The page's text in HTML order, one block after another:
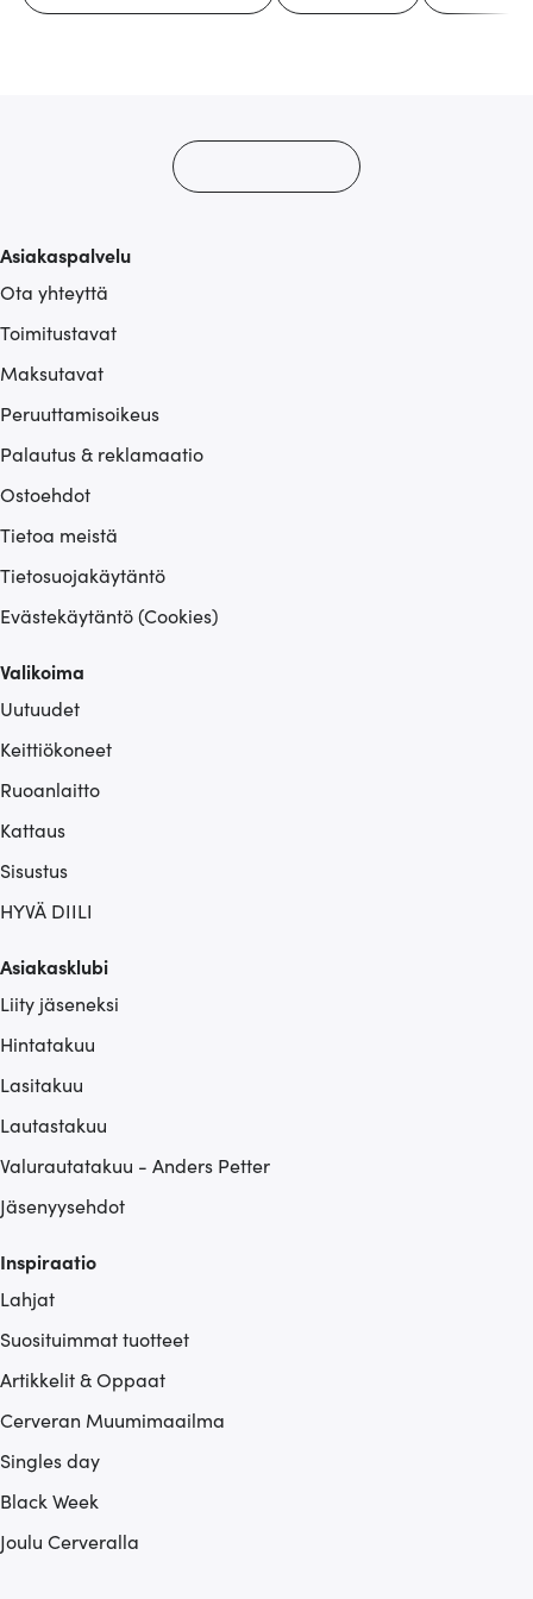
Asiakaspalvelu
Ota yhteyttä
Toimitustavat
Maksutavat
Peruuttamisoikeus
Palautus & reklamaatio
Ostoehdot
Tietoa meistä
Tietosuojakäytäntö
Evästekäytäntö (Cookies)
Valikoima
Uutuudet
Keittiökoneet
Ruoanlaitto
Kattaus
Sisustus
HYVÄ DIILI
Asiakasklubi
Liity jäseneksi
Hintatakuu
Lasitakuu
Lautastakuu
Valurautatakuu - Anders Petter
Jäsenyysehdot
Inspiraatio
Lahjat
Suosituimmat tuotteet
Artikkelit & Oppaat
Cerveran Muumimaailma
Singles day
Black Week
Joulu Cerveralla